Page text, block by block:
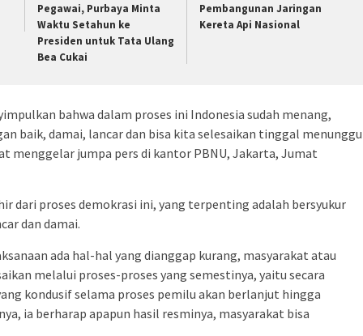
Pegawai, Purbaya Minta
Waktu Setahun ke
Presiden untuk Tata Ulang
Bea Cukai
Pembangunan Jaringan
Kereta Api Nasional
bahwa dalam proses ini Indonesia sudah menang,
baik, damai, lancar dan bisa kita selesaikan tinggal menunggu
menggelar jumpa pers di kantor PBNU, Jakarta, Jumat
dari proses demokrasi ini, yang terpenting adalah bersyukur
dan damai.
ada hal-hal yang dianggap kurang, masyarakat atau
melalui proses-proses yang semestinya, yaitu secara
kondusif selama proses pemilu akan berlanjut hingga
ia berharap apapun hasil resminya, masyarakat bisa